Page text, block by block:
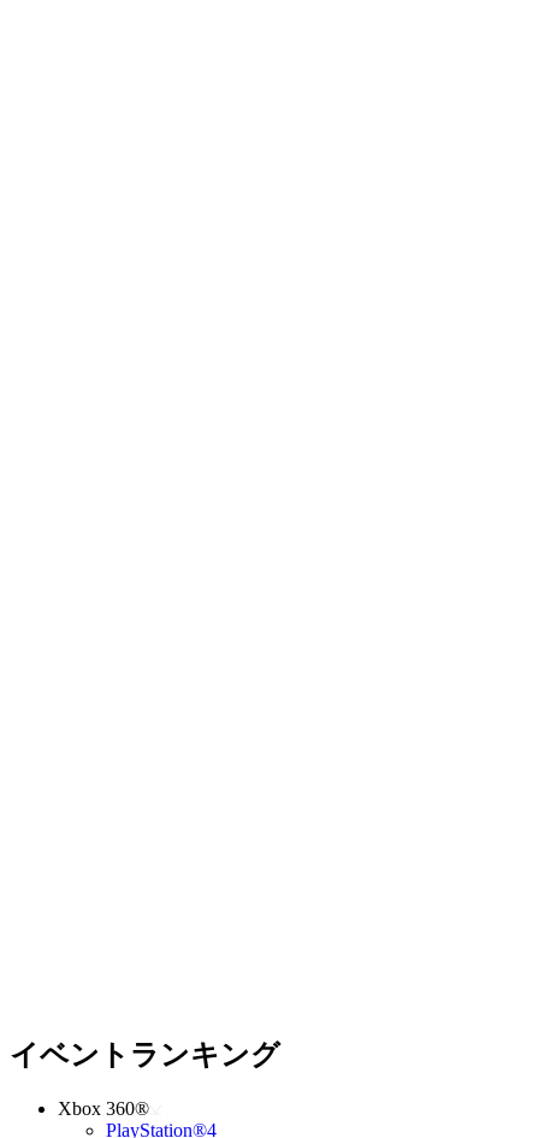
イベントランキング
Xbox 360®
PlayStation®4